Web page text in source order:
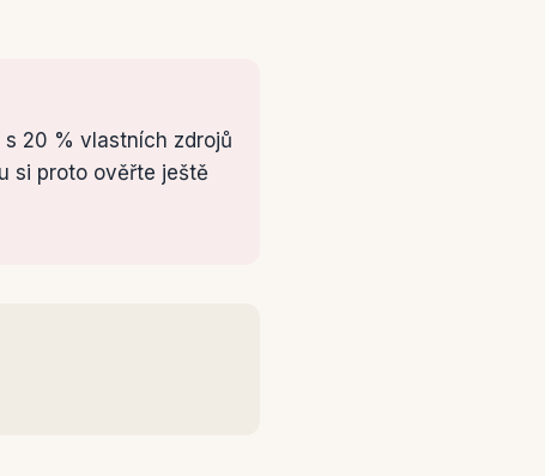
20 % vlastních zdrojů
si proto ověřte ještě